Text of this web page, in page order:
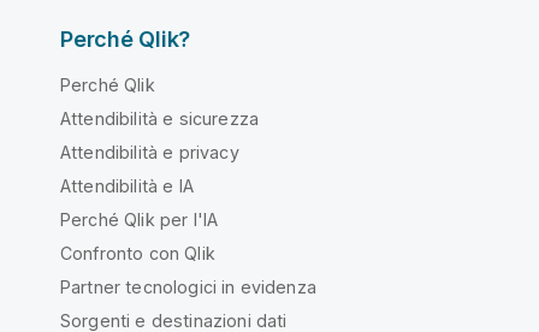
Perché Qlik?
Perché Qlik
Attendibilità e sicurezza
Attendibilità e privacy
Attendibilità e IA
Perché Qlik per l'IA
Confronto con Qlik
Partner tecnologici in evidenza
Sorgenti e destinazioni dati